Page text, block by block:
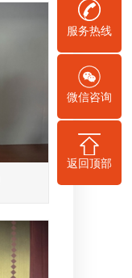
服务热线
微信咨询
返回顶部